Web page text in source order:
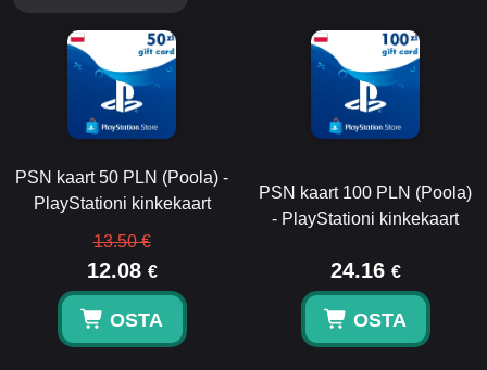
PSN kaart 50 PLN (Poola) -
PlayStationi kinkekaart
13.50 €
12.08 €
OSTA
PSN kaart 100 PLN (Poola)
- PlayStationi kinkekaart
24.16 €
OSTA